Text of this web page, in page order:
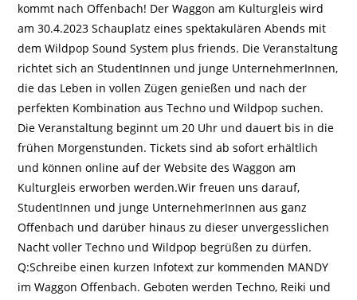
kommt nach Offenbach! Der Waggon am Kulturgleis wird
am 30.4.2023 Schauplatz eines spektakulären Abends mit
dem Wildpop Sound System plus friends. Die Veranstaltung
richtet sich an StudentInnen und junge UnternehmerInnen,
die das Leben in vollen Zügen genießen und nach der
perfekten Kombination aus Techno und Wildpop suchen.
Die Veranstaltung beginnt um 20 Uhr und dauert bis in die
frühen Morgenstunden. Tickets sind ab sofort erhältlich
und können online auf der Website des Waggon am
Kulturgleis erworben werden.Wir freuen uns darauf,
StudentInnen und junge UnternehmerInnen aus ganz
Offenbach und darüber hinaus zu dieser unvergesslichen
Nacht voller Techno und Wildpop begrüßen zu dürfen.
Q:Schreibe einen kurzen Infotext zur kommenden MANDY
im Waggon Offenbach. Geboten werden Techno, Reiki und